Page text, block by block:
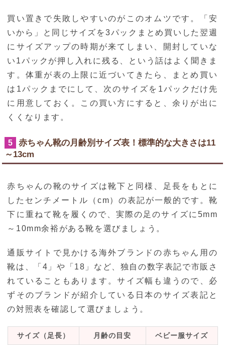
買い置きで失敗しやすいのがこのオムツです。「安
いから」と同じサイズを3パックまとめ買いした翌週
にサイズアップの時期が来てしまい、開封していな
い1パックが押し入れに残る、という話はよく聞きま
す。体重が表の上限に近づいてきたら、まとめ買い
は1パックまでにして、次のサイズを1パックだけ先
に用意しておく。この買い方にすると、余りが出に
くくなります。
5
赤ちゃん靴の月齢別サイズ表！標準的な大きさは11
～13cm
赤ちゃんの靴のサイズは靴下と同様、足長をもとに
したセンチメートル（cm）の表記が一般的です。靴
下に重ねて靴を履くので、実際の足のサイズに5mm
～10mm余裕がある靴を選びましょう。
通販サイトで見かける海外ブランドの赤ちゃん用の
靴は、「4」や「18」など、独自の数字表記で市販さ
れていることもあります。サイズ幅も違うので、必
ずそのブランドが紹介している日本のサイズ表記と
の対照表を確認して選びましょう。
サイズ（足長） 月齢の目安 ベビー服サイズ